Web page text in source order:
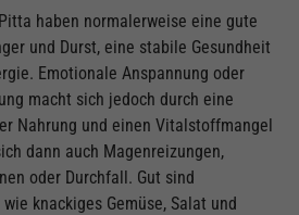
haben normalerweise eine gute
und Durst, eine stabile Gesundheit
Emotionale Anspannung oder
macht sich jedoch durch eine
Nahrung und einen Vitalstoffmangel
dann auch Magenreizungen,
oder Durchfall. Gut sind
knackiges Gemüse, Salat und